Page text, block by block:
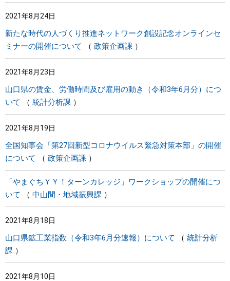
2021年8月24日
新たな時代の人づくり推進ネットワーク創設記念オンラインセ
ミナーの開催について
政策企画課
2021年8月23日
山口県の賃金、労働時間及び雇用の動き（令和3年6月分）につ
いて
統計分析課
2021年8月19日
全国知事会「第27回新型コロナウイルス緊急対策本部」の開催
について
政策企画課
「やまぐちＹＹ！ターンカレッジ」ワークショップの開催につ
いて
中山間・地域振興課
2021年8月18日
山口県鉱工業指数（令和3年6月分速報）について
統計分析
課
2021年8月10日